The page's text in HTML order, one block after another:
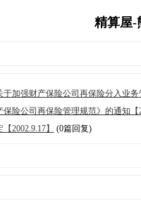
精算屋-
于加强财产保险公司再保险分入业
保险公司再保险管理规范》的通知【
2002.9.17】
(0篇回复)